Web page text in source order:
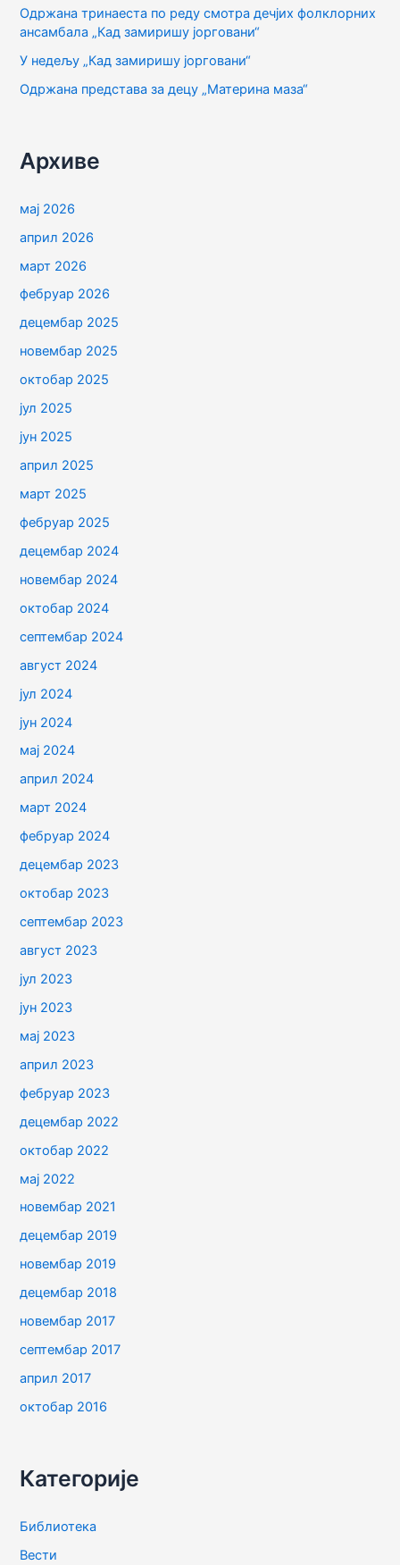
з
а
:
Одржана тринаеста по реду смотра дечјих фолклорних
ансамбала „Кад замиришу јорговани“
У недељу „Кад замиришу јорговани“
Одржана представа за децу „Материна маза“
Архиве
мај 2026
април 2026
март 2026
фебруар 2026
децембар 2025
новембар 2025
октобар 2025
јул 2025
јун 2025
април 2025
март 2025
фебруар 2025
децембар 2024
новембар 2024
октобар 2024
септембар 2024
август 2024
јул 2024
јун 2024
мај 2024
април 2024
март 2024
фебруар 2024
децембар 2023
октобар 2023
септембар 2023
август 2023
јул 2023
јун 2023
мај 2023
април 2023
фебруар 2023
децембар 2022
октобар 2022
мај 2022
новембар 2021
децембар 2019
новембар 2019
децембар 2018
новембар 2017
септембар 2017
април 2017
октобар 2016
Категорије
Библиотека
Вести